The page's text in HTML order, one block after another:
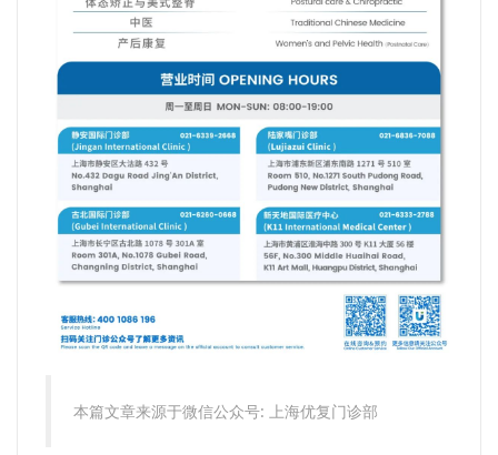
本篇文章来源于微信公众号: 上海优复门诊部